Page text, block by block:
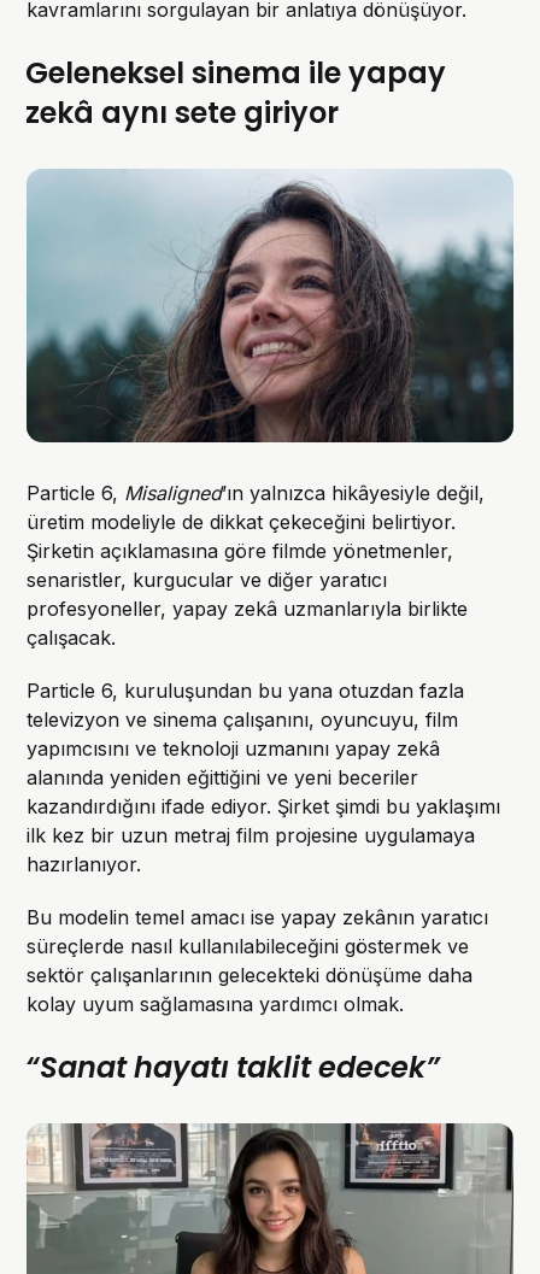
kavramlarını sorgulayan bir anlatıya dönüşüyor.
Geleneksel sinema ile yapay
zekâ aynı sete giriyor
Particle 6, Misaligned’ın yalnızca hikâyesiyle değil,
üretim modeliyle de dikkat çekeceğini belirtiyor.
Şirketin açıklamasına göre filmde yönetmenler,
senaristler, kurgucular ve diğer yaratıcı
profesyoneller, yapay zekâ uzmanlarıyla birlikte
çalışacak.
Particle 6, kuruluşundan bu yana otuzdan fazla
televizyon ve sinema çalışanını, oyuncuyu, film
yapımcısını ve teknoloji uzmanını yapay zekâ
alanında yeniden eğittiğini ve yeni beceriler
kazandırdığını ifade ediyor. Şirket şimdi bu yaklaşımı
ilk kez bir uzun metraj film projesine uygulamaya
hazırlanıyor.
Bu modelin temel amacı ise yapay zekânın yaratıcı
süreçlerde nasıl kullanılabileceğini göstermek ve
sektör çalışanlarının gelecekteki dönüşüme daha
kolay uyum sağlamasına yardımcı olmak.
“Sanat hayatı taklit edecek”